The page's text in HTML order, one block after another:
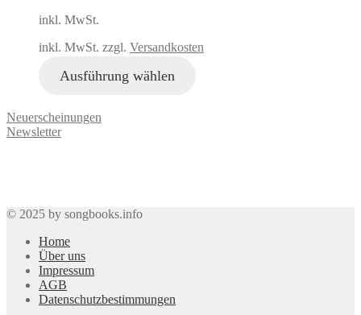
inkl. MwSt.
inkl. MwSt. zzgl. Versandkosten
Ausführung wählen
Neuerscheinungen
Newsletter
© 2025 by songbooks.info
Home
Über uns
Impressum
AGB
Datenschutzbestimmungen